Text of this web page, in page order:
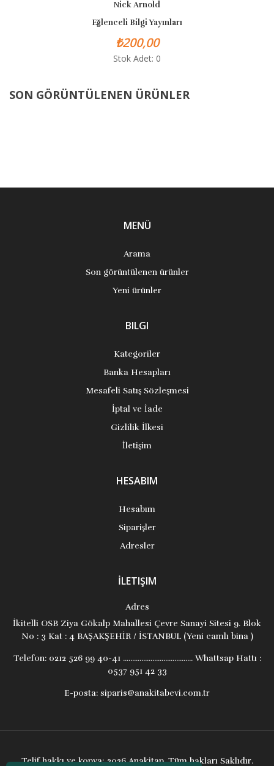
Nick Arnold
Eğlenceli Bilgi Yayınları
₺200,00
Stok Adet: 0
SON GÖRÜNTÜLENEN ÜRÜNLER
MENÜ
Arama
Son görüntülenen ürünler
Yeni ürünler
BILGI
Kategoriler
Banka Hesapları
Mesafeli Satış Sözleşmesi
İptal ve İade
Gizlilik İlkesi
İletişim
HESABIM
Hesabım
Siparişler
Adresler
İLETIŞIM
Adres
İkitelli OSB Ziya Gökalp Mahallesi Çevre Sanayi Sitesi 9. Blok
No : 3 Kat : 4 BAŞAKŞEHİR / İSTANBUL (Yeni camlı bina )
Telefon:0212 526 99 40-41 ...................................... Whattsap Hattı :
0537 951 42 33
E-posta: siparis@anakitabevi.com.tr
Telif hakkı ve kopya; 2026 Anakitap. Tüm hakları Saklıdır.